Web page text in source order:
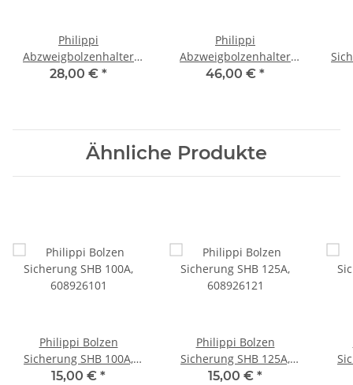
Philippi
Abzweigbolzenhalter
ABH 1, 700125191
28,00 € *
Philippi
Abzweigbolzenhalter
ABH 2, 700122151
46,00 € *
Ähnliche Produkte
Philippi Bolzen
Sicherung SHB 100A,
608926101
15,00 € *
Philippi Bolzen
Sicherung SHB 125A,
608926121
15,00 € *